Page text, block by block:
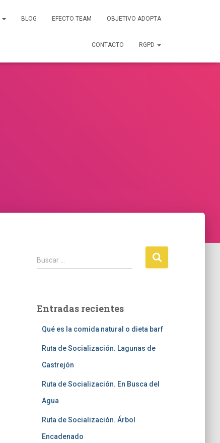
BLOG EFECTO TEAM OBJETIVO ADOPTA
CONTACTO RGPD
Buscar …
Entradas recientes
Qué es la comida natural o dieta barf
Ruta de Socialización. Lagunas de
Castrejón
Ruta de Socialización. En Busca del
Agua
Ruta de Socialización. Árbol
Encadenado